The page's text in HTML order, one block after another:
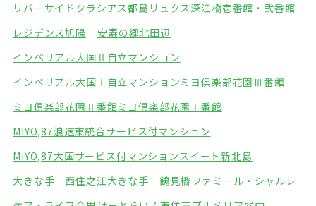
リバーサイドクラシアス都島 リュクス深江橋壱番館・弐番館
レジデンス旭陽
安寿の郷北田辺
インペリアル大国Ⅱ自立マンション
インペリアル大国Ⅰ自立マンションミヨ倶楽部花園Ⅲ番館
ミヨ倶楽部花園Ⅱ番館ミヨ倶楽部花園Ⅰ番館
MIYO,87浪速東統合サービス付マンション
MiYO,87大国サービス付マンションスイート新北島
大きな手 西住之江大きな手 鶴見橋 ファミール・シャルレ